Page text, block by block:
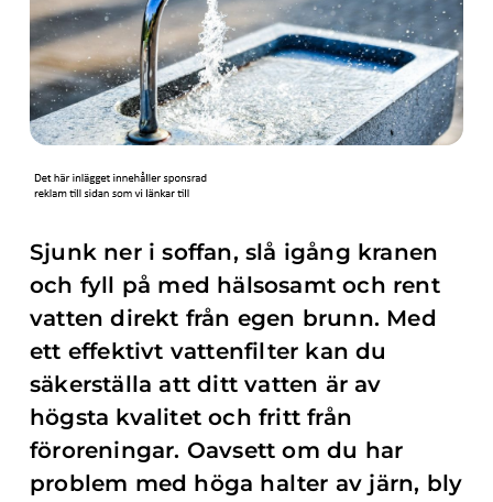
Sjunk ner i soffan, slå igång kranen
och fyll på med hälsosamt och rent
vatten direkt från egen brunn. Med
ett effektivt vattenfilter kan du
säkerställa att ditt vatten är av
högsta kvalitet och fritt från
föroreningar. Oavsett om du har
problem med höga halter av järn, bly